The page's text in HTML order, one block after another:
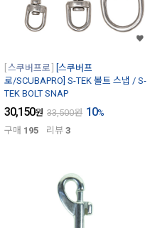
스쿠버프로
[스쿠버프
로/SCUBAPRO] S-TEK 볼트 스냅 / S-
TEK BOLT SNAP
30,150원 33,500원 10%
구매 195 리뷰 3